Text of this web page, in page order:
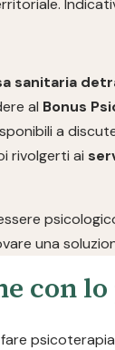
sanitaria
al Bonus
a
rivolgerti ai
una
con